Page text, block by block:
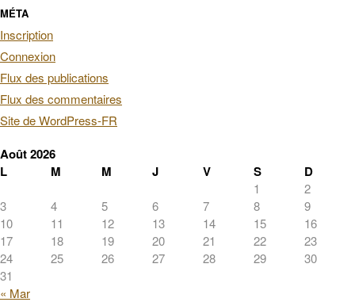
MÉTA
Inscription
Connexion
Flux des publications
Flux des commentaires
Site de WordPress-FR
Août 2026
L
M M J V S D
1
2
3
4 5 6 7 8
9
10
11 12 13 14 15
16
17
18 19 20 21 22
23
24
25 26 27 28 29
30
31
« Mar